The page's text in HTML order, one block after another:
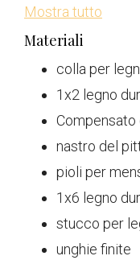
Mostra tutto
Materiali
colla per
1x2 legno
nastro del
pioli per
1x6 legno
stucco per
unghie finite